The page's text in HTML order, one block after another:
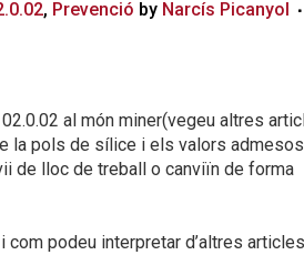
, Prevenció by Narcís Picanyol
al món miner(vegeu altres
la pols de sílice i els valors
de lloc de treball o canviïn de forma
i com podeu interpretar d’altres